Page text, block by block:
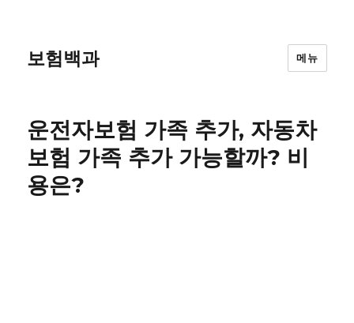
보험백과 메뉴
운전자보험 가족 추가, 자동차
보험 가족 추가 가능할까? 비
용은?